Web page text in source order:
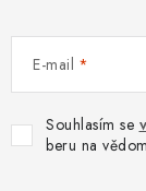
E-mail
Souhlasím se
beru na